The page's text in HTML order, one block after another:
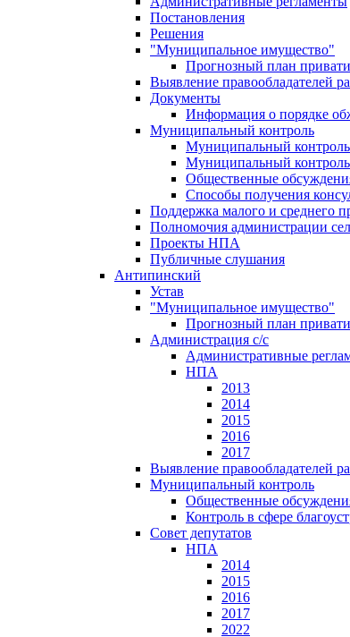
Постановления
Решения
"Муниципальное имущество"
Прогнозный план
Выявление правообладателей
Документы
Информация о порядке
Муниципальный контроль
Муниципальный контроль
Муниципальный контроль
Общественные
Способы получения
Поддержка малого и среднего
Полномочия администрации
Проекты НПА
Публичные слушания
Антипинский
Устав
"Муниципальное имущество"
Прогнозный план
Администрация с/с
Административные
НПА
2013
2014
2015
2016
2017
Выявление правообладателей
Муниципальный контроль
Общественные
Контроль в сфере
Совет депутатов
НПА
2014
2015
2016
2017
2022